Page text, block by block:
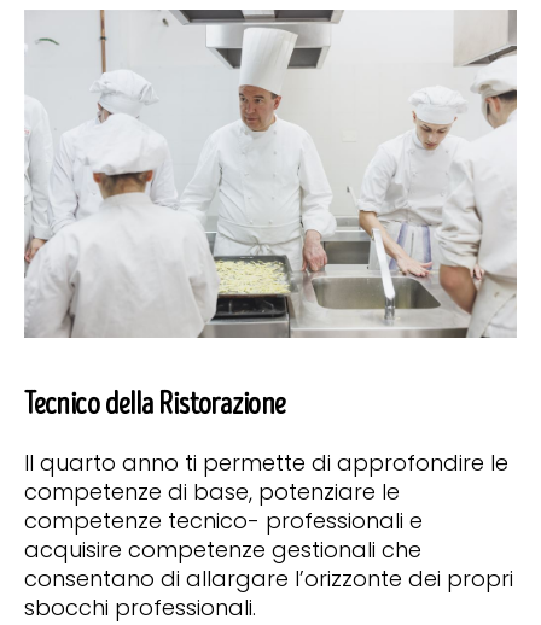
Tecnico della Ristorazione
Il quarto anno ti permette di approfondire le
competenze di base, potenziare le
competenze tecnico- professionali e
acquisire competenze gestionali che
consentano di allargare l’orizzonte dei propri
sbocchi professionali.